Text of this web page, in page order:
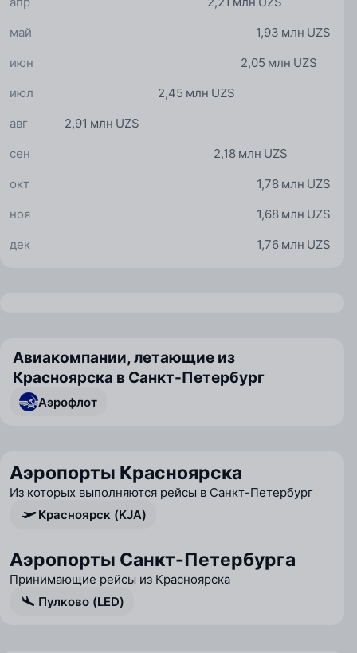
1,93 млн UZS
май
2,05 млн UZS
июн
2,45 млн UZS
июл
2,91 млн UZS
авг
2,18 млн UZS
сен
1,78 млн UZS
окт
1,68 млн UZS
ноя
1,76 млн UZS
дек
Авиакомпании, летающие из
Красноярска в Санкт-Петербург
Аэрофлот
Аэропорты Красноярска
Из которых выполняются рейсы в Санкт-Петербург
Красноярск (KJA)
Аэропорты Санкт-Петербурга
Принимающие рейсы из Красноярска
Пулково (LED)